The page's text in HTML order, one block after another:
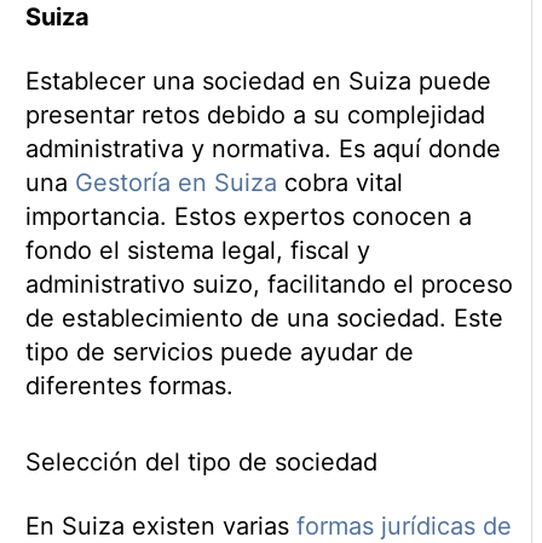
Suiza
Establecer una sociedad en Suiza puede
presentar retos debido a su complejidad
administrativa y normativa. Es aquí donde
una Gestoría en Suiza cobra vital
importancia. Estos expertos conocen a
fondo el sistema legal, fiscal y
administrativo suizo, facilitando el proceso
de establecimiento de una sociedad. Este
tipo de servicios puede ayudar de
diferentes formas.
Selección del tipo de sociedad
En Suiza existen varias formas jurídicas de